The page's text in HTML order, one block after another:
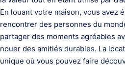
En louant votre maison, vous avez
rencontrer des personnes du
partager des moments agréables
nouer des amitiés durables. La
unique où vous pouvez faire